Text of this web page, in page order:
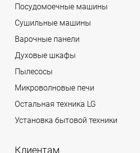
Посудомоечные машины
Сушильные машины
Варочные панели
Духовые шкафы
Пылесосы
Микроволновые печи
Остальная техника LG
Установка бытовой техники
Клиентам